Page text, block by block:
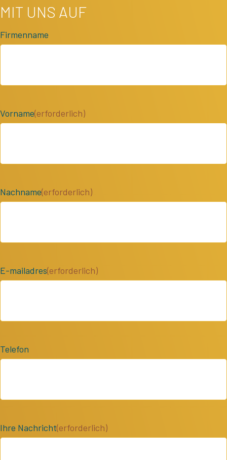
MIT UNS AUF
Firmenname
Vorname(erforderlich)
Nachname(erforderlich)
E-mailadres(erforderlich)
Telefon
Ihre Nachricht(erforderlich)